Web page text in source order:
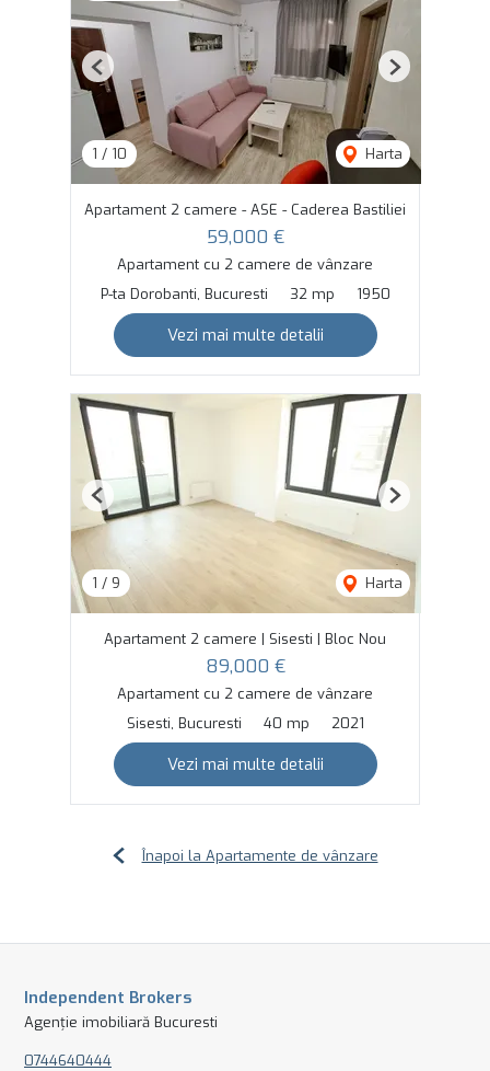
1 / 10 Harta
Previous Next
Apartament 2 camere - ASE - Caderea Bastiliei
59,000 €
Apartament cu 2 camere de vânzare
P-ta Dorobanti, Bucuresti
32 mp 1950
Vezi mai multe detalii
1 / 9 Harta
Previous Next
Apartament 2 camere | Sisesti | Bloc Nou
89,000 €
Apartament cu 2 camere de vânzare
Sisesti, Bucuresti
40 mp 2021
Vezi mai multe detalii
Înapoi la Apartamente de vânzare
Independent Brokers
Agenție imobiliară Bucuresti
0744640444